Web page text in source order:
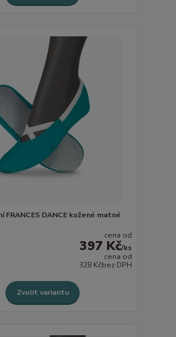
FRANCES DANCE kožené matné
cena od
397 Kč/ks
cena od
328 Kčbez DPH
Zvolit variantu